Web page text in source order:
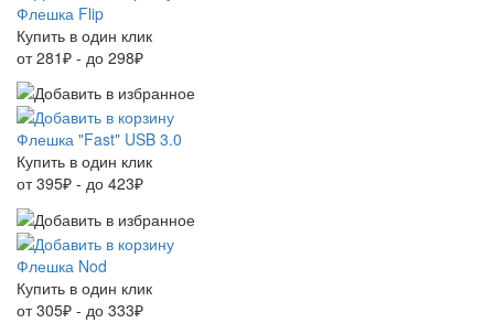
Флешка Flip
Купить в один клик
от 281₽ - до 298₽
Флешка "Fast" USB 3.0
Купить в один клик
от 395₽ - до 423₽
Флешка Nod
Купить в один клик
от 305₽ - до 333₽